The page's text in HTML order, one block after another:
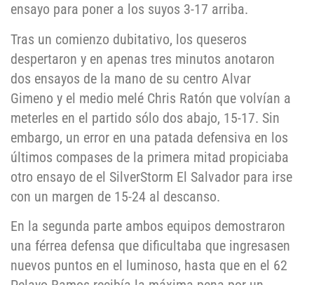
ensayo para poner a los suyos 3-17 arriba.
Tras un comienzo dubitativo, los queseros
despertaron y en apenas tres minutos anotaron
dos ensayos de la mano de su centro Alvar
Gimeno y el medio melé Chris Ratón que volvían a
meterles en el partido sólo dos abajo, 15-17. Sin
embargo, un error en una patada defensiva en los
últimos compases de la primera mitad propiciaba
otro ensayo de el SilverStorm El Salvador para irse
con un margen de 15-24 al descanso.
En la segunda parte ambos equipos demostraron
una férrea defensa que dificultaba que ingresasen
nuevos puntos en el luminoso, hasta que en el 62